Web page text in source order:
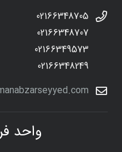
02166348705
02166348707
02166349573
02166348249
واحد